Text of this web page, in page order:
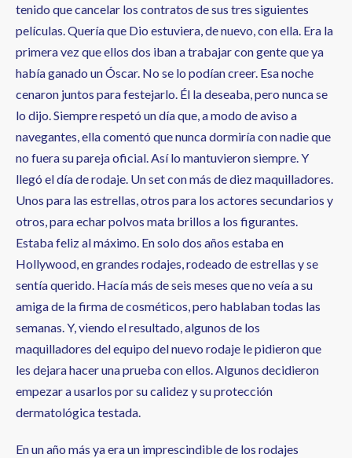
tenido que cancelar los contratos de sus tres siguientes
películas. Quería que Dio estuviera, de nuevo, con ella. Era la
primera vez que ellos dos iban a trabajar con gente que ya
había ganado un Óscar. No se lo podían creer. Esa noche
cenaron juntos para festejarlo. Él la deseaba, pero nunca se
lo dijo. Siempre respetó un día que, a modo de aviso a
navegantes, ella comentó que nunca dormiría con nadie que
no fuera su pareja oficial. Así lo mantuvieron siempre. Y
llegó el día de rodaje. Un set con más de diez maquilladores.
Unos para las estrellas, otros para los actores secundarios y
otros, para echar polvos mata brillos a los figurantes.
Estaba feliz al máximo. En solo dos años estaba en
Hollywood, en grandes rodajes, rodeado de estrellas y se
sentía querido. Hacía más de seis meses que no veía a su
amiga de la firma de cosméticos, pero hablaban todas las
semanas. Y, viendo el resultado, algunos de los
maquilladores del equipo del nuevo rodaje le pidieron que
les dejara hacer una prueba con ellos. Algunos decidieron
empezar a usarlos por su calidez y su protección
dermatológica testada.
En un año más ya era un imprescindible de los rodajes